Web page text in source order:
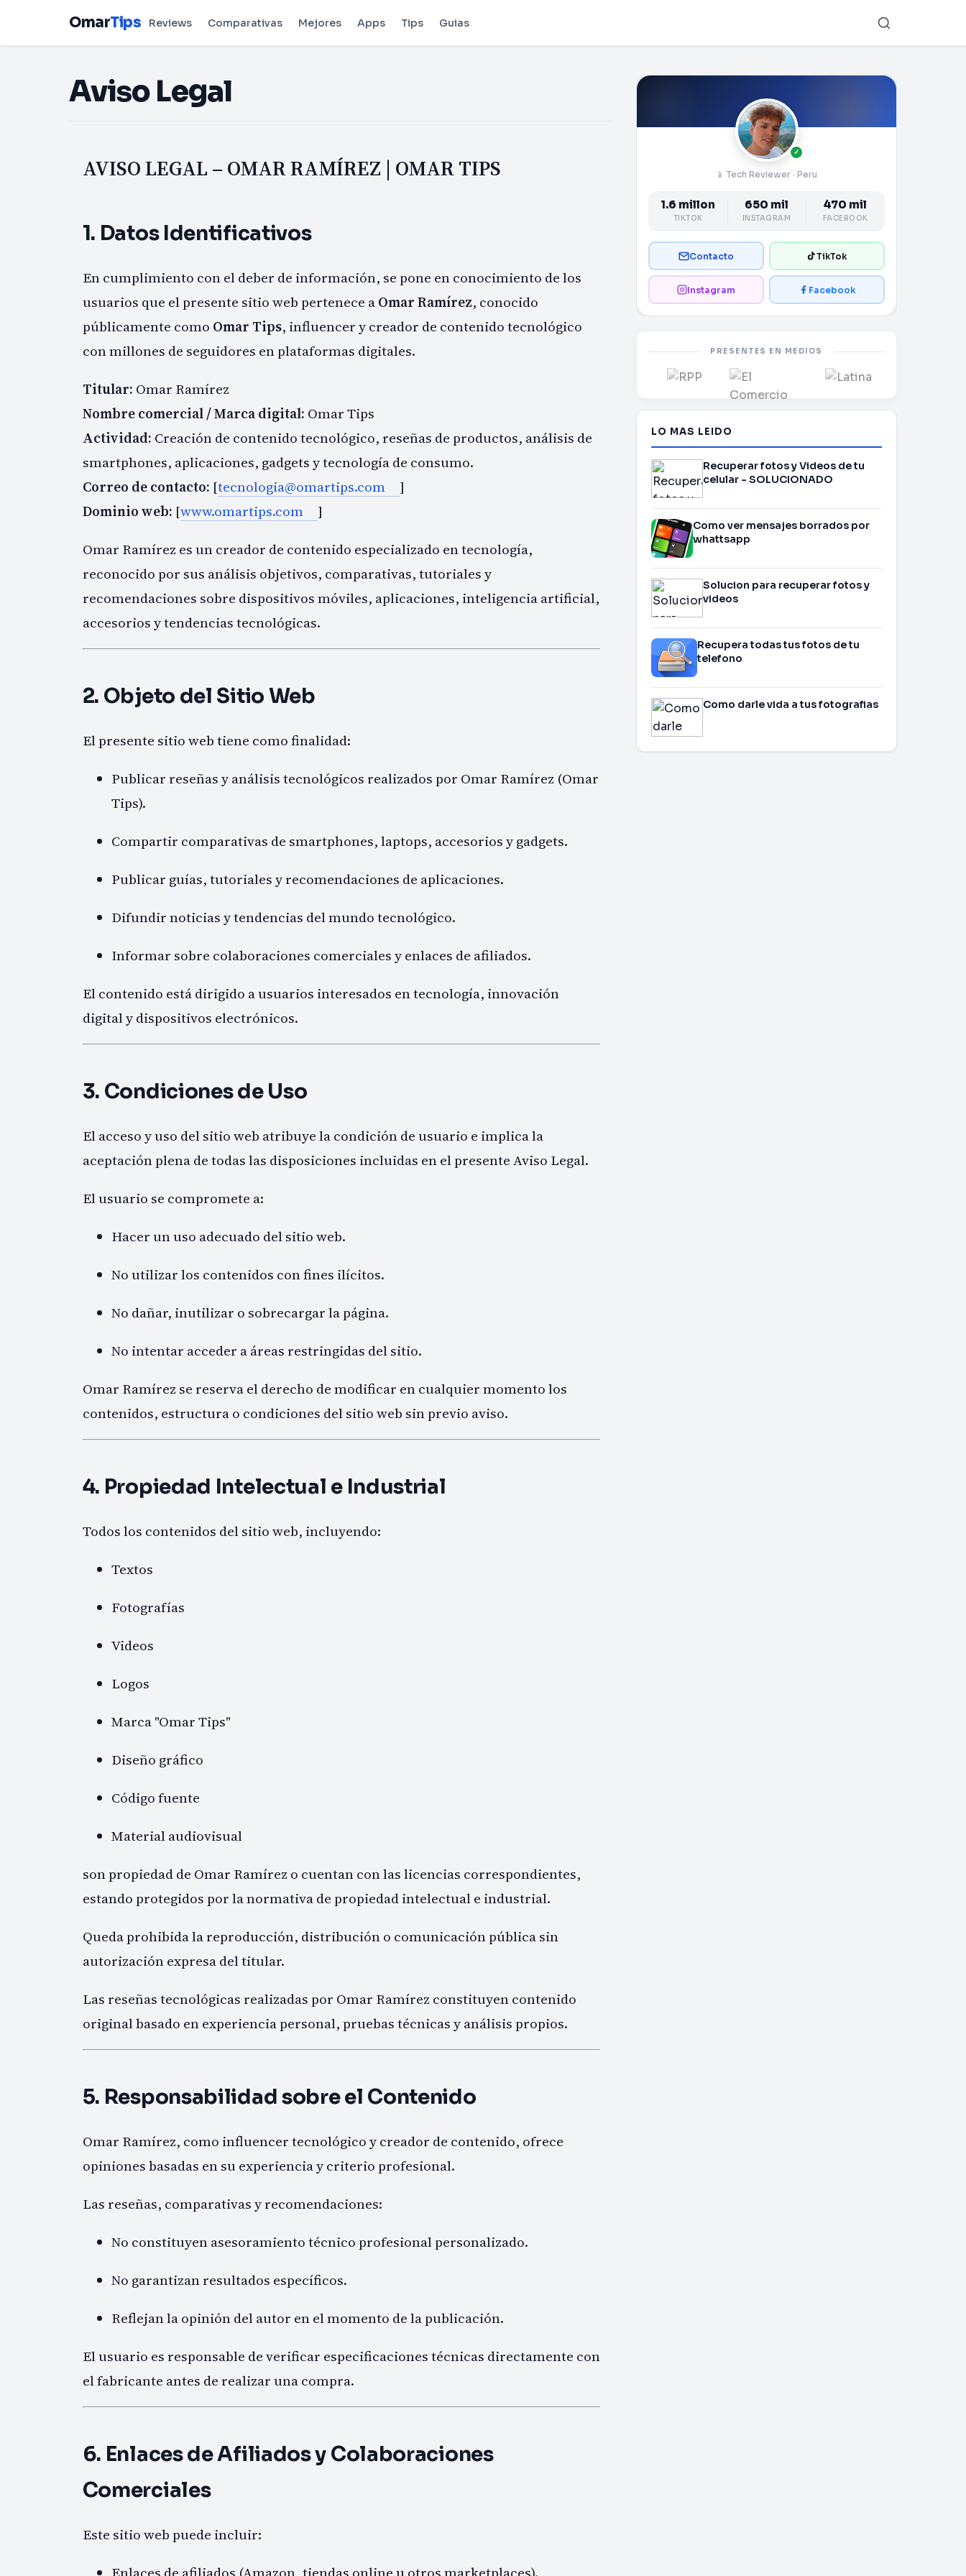
OmarTips Reviews Comparativas Mejores Apps Tips Guias
Aviso Legal
AVISO LEGAL – OMAR RAMÍREZ | OMAR TIPS
1. Datos Identificativos
En cumplimiento con el deber de información, se pone en conocimiento de los
usuarios que el presente sitio web pertenece aOmar Ramírez, conocido
públicamente como Omar Tips, influencer y creador de contenido tecnológico
con millones de seguidores en plataformas digitales.
Titular: Omar Ramírez
Nombre comercial / Marca digital: Omar Tips
Actividad: Creación de contenido tecnológico, reseñas de productos, análisis de
smartphones, aplicaciones, gadgets y tecnología de consumo.
Correo de contacto: [tecnologia@omartips.com
]
Dominio web: [www.omartips.com ]
Omar Ramírez es un creador de contenido especializado en tecnología,
reconocido por sus análisis objetivos, comparativas, tutoriales y
recomendaciones sobre dispositivos móviles, aplicaciones, inteligencia artificial,
accesorios y tendencias tecnológicas.
2. Objeto del Sitio Web
El presente sitio web tiene como finalidad:
Publicar reseñas y análisis tecnológicos realizados por Omar Ramírez (Omar
Tips).
Compartir comparativas de smartphones, laptops, accesorios y gadgets.
Publicar guías, tutoriales y recomendaciones de aplicaciones.
Difundir noticias y tendencias del mundo tecnológico.
Informar sobre colaboraciones comerciales y enlaces de afiliados.
El contenido está dirigido a usuarios interesados en tecnología, innovación
digital y dispositivos electrónicos.
3. Condiciones de Uso
El acceso y uso del sitio web atribuye la condición de usuario e implica la
aceptación plena de todas las disposiciones incluidas en el presente Aviso Legal.
El usuario se compromete a:
Hacer un uso adecuado del sitio web.
No utilizar los contenidos con fines ilícitos.
No dañar, inutilizar o sobrecargar la página.
No intentar acceder a áreas restringidas del sitio.
Omar Ramírez se reserva el derecho de modificar en cualquier momento los
contenidos, estructura o condiciones del sitio web sin previo aviso.
4. Propiedad Intelectual e Industrial
Todos los contenidos del sitio web, incluyendo:
Textos
Fotografías
Videos
Logos
Marca "Omar Tips"
Diseño gráfico
Código fuente
Material audiovisual
son propiedad de Omar Ramírez o cuentan con las licencias correspondientes,
estando protegidos por la normativa de propiedad intelectual e industrial.
Queda prohibida la reproducción, distribución o comunicación pública sin
autorización expresa del titular.
Las reseñas tecnológicas realizadas por Omar Ramírez constituyen contenido
original basado en experiencia personal, pruebas técnicas y análisis propios.
5. Responsabilidad sobre el Contenido
Omar Ramírez, como influencer tecnológico y creador de contenido, ofrece
opiniones basadas en su experiencia y criterio profesional.
Las reseñas, comparativas y recomendaciones:
No constituyen asesoramiento técnico profesional personalizado.
No garantizan resultados específicos.
Reflejan la opinión del autor en el momento de la publicación.
El usuario es responsable de verificar especificaciones técnicas directamente con
el fabricante antes de realizar una compra.
6. Enlaces de Afiliados y Colaboraciones
Comerciales
Este sitio web puede incluir:
Enlaces de afiliados (Amazon, tiendas online u otros marketplaces).
✓
📱 Tech Reviewer · Peru
1.6 millon
TIKTOK
650 mil
INSTAGRAM
470 mil
FACEBOOK
Contacto TikTok
Instagram Facebook
PRESENTES EN MEDIOS
LO MAS LEIDO
Recuperar fotos y Videos de tu
celular - SOLUCIONADO
Como ver mensajes borrados por
whattsapp
Solucion para recuperar fotos y
videos
Recupera todas tus fotos de tu
telefono
Como darle vida a tus fotografias